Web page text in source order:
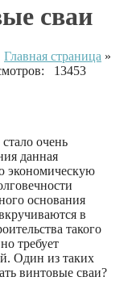
сваи
Главная страница »
13453
очень
данная
экономическую
основания
в
такого
требует
Один из таких
винтовые сваи?